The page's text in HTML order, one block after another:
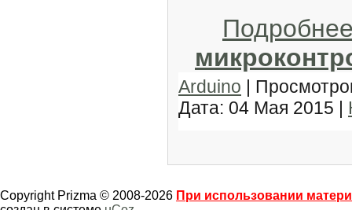
Arduino |
Дата: 04 Мая 2015 |
Copyright Prizma © 2008-2026 При использовании